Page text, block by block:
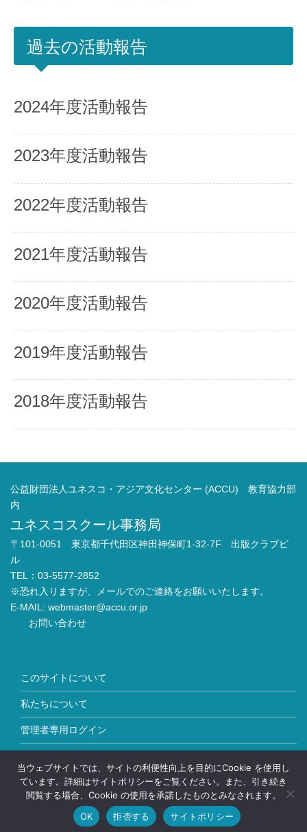
過去の活動報告
2024年度活動報告
2023年度活動報告
2022年度活動報告
2021年度活動報告
2020年度活動報告
2019年度活動報告
2018年度活動報告
公益財団法人ユネスコ・アジア文化センター (ACCU) 教育協力部
内
ユネスコスクール事務局
〒101-0051 東京都千代田区神田神保町1-32-7F 出版クラブビ
ル
TEL：03-5577-2852
※恐れ入りますが、メールでのご連絡をお願いいたします。
E-MAIL: webmaster@accu.or.jp
お問い合わせ
このサイトについて
私たちについて
管理者専用ログイン
加盟校情報 お問い合わせ
当ウェブサイトでは、サイトの利便性向上を目的にCookie を使用し
ています。詳細はサイトポリシーをご覧ください。また、引き続き
閲覧する場合、Cookie の使用を承諾したものとみなされます。
OK
拒否する サイトポリシー